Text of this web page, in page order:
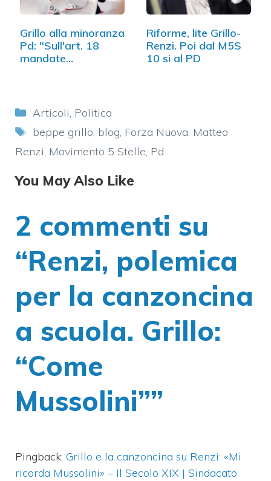
Grillo alla minoranza
Pd: "Sull'art. 18
mandate…
Riforme, lite Grillo-
Renzi. Poi dal M5S
10 si al PD
Categorie
Articoli Politica
Tag
beppe grillo blog Forza Nuova Matteo
Renzi Movimento 5 Stelle Pd
You May Also Like
2 commenti su
“Renzi, polemica
per la canzoncina
a scuola. Grillo:
“Come
Mussolini””
Pingback: Grillo e la canzoncina su Renzi: «Mi
ricorda Mussolini» – Il Secolo XIX | Sindacato